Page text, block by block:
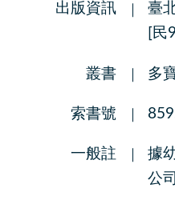
出版資訊
臺
[民
叢書 多
索書號
一般註
據
公